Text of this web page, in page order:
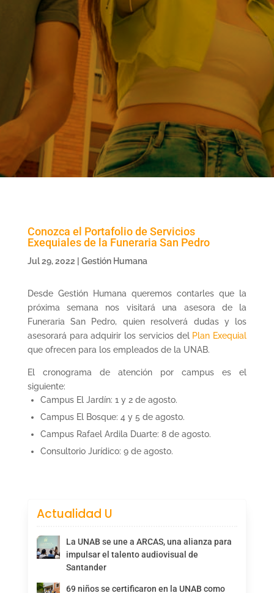
Conozca el Portafolio de Servicios
Exequiales de la Funeraria San Pedro
Jul 29, 2022 Gestión Humana
Desde Gestión Humana queremos contarles que la
próxima semana nos visitará una asesora de la
Funeraria San Pedro, quien resolverá dudas y los
asesorará para adquirir los servicios del Plan Exequial
que ofrecen para los empleados de la UNAB.
El cronograma de atención por campus es el
siguiente:
Campus El Jardín: 1 y 2 de agosto.
Campus El Bosque: 4 y 5 de agosto.
Campus Rafael Ardila Duarte: 8 de agosto.
Consultorio Jurídico: 9 de agosto.
Actualidad U
La UNAB se une a ARCAS, una alianza para
impulsar el talento audiovisual de
Santander
69 niños se certificaron en la UNAB como